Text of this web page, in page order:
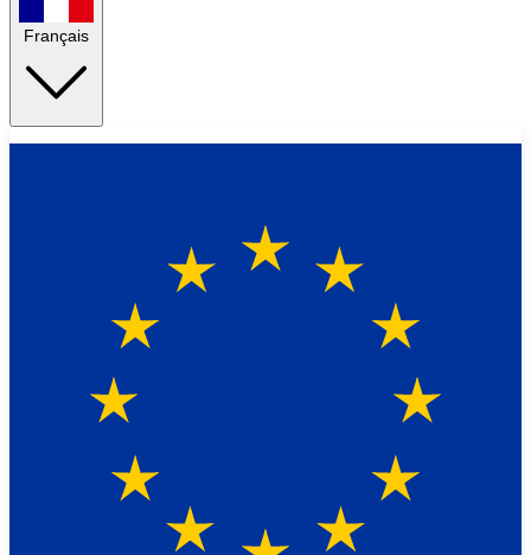
Français